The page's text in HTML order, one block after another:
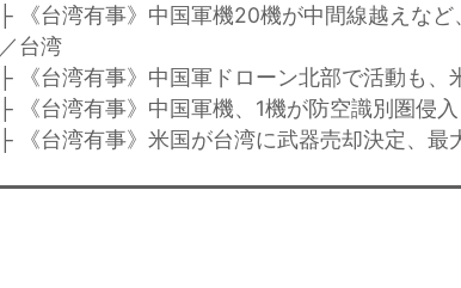
├ 《台湾有事》中国軍機20機が中間線越えなど
／台湾
├ 《台湾有事》中国軍ドローン北部で活動も、
├ 《台湾有事》中国軍機、1機が防空識別圏侵
├ 《台湾有事》米国が台湾に武器売却決定、最